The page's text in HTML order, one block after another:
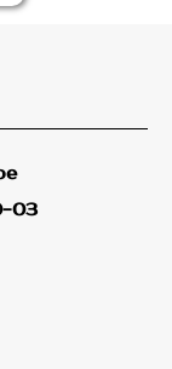
03